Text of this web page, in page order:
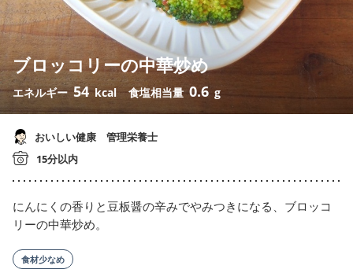
ブロッコリーの中華炒め
エネルギー 54 kcal 食塩相当量 0.6 g
おいしい健康 管理栄養士
15分以内
にんにくの香りと豆板醤の辛みでやみつきになる、ブロッコ
リーの中華炒め。
食材少なめ